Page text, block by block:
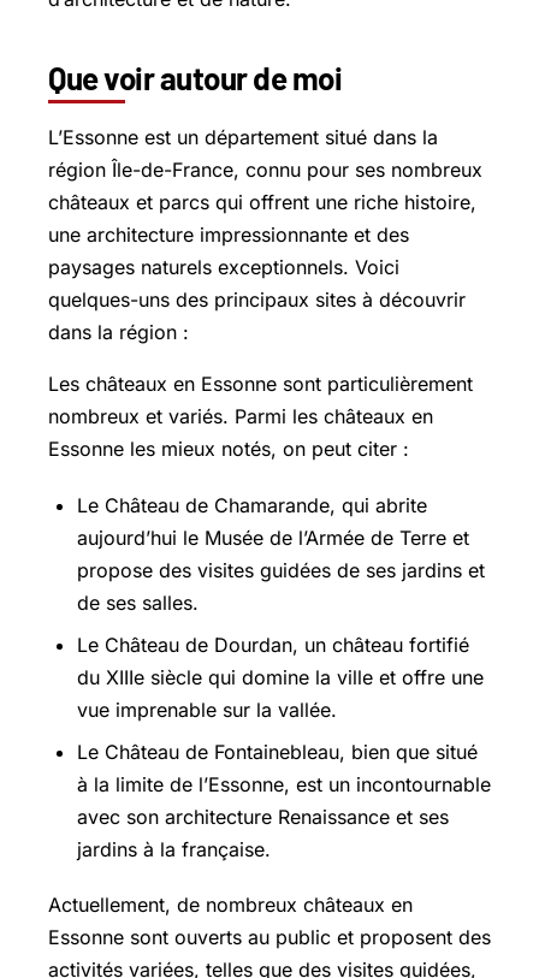
Que voir autour de moi
L’Essonne est un département situé dans la
région Île-de-France, connu pour ses nombreux
châteaux et parcs qui offrent une riche histoire,
une architecture impressionnante et des
paysages naturels exceptionnels. Voici
quelques-uns des principaux sites à découvrir
dans la région :
Les châteaux en Essonne sont particulièrement
nombreux et variés. Parmi les châteaux en
Essonne les mieux notés, on peut citer :
Le Château de Chamarande, qui abrite
aujourd’hui le Musée de l’Armée de Terre et
propose des visites guidées de ses jardins et
de ses salles.
Le Château de Dourdan, un château fortifié
du XIIIe siècle qui domine la ville et offre une
vue imprenable sur la vallée.
Le Château de Fontainebleau, bien que situé
à la limite de l’Essonne, est un incontournable
avec son architecture Renaissance et ses
jardins à la française.
Actuellement, de nombreux châteaux en
Essonne sont ouverts au public et proposent des
activités variées, telles que des visites guidées,